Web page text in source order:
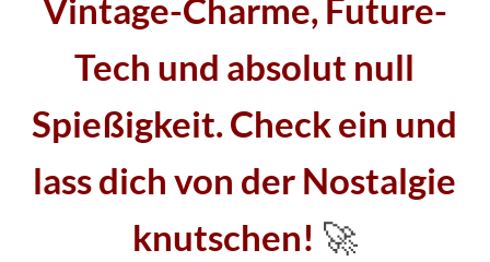
Vintage-Charme, Future-
Tech und absolut null
Spießigkeit. Check ein und
lass dich von der Nostalgie
knutschen! 🚀